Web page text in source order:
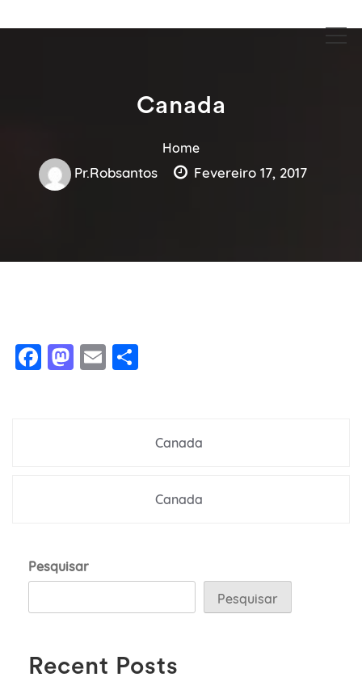
Guia Acesse encontre empresas
Canada
Home
Pr.robsantos Fevereiro 17, 2017
Facebook
Mastodon
Email
Canada
Canada
Pesquisar
Pesquisar
Recent Posts